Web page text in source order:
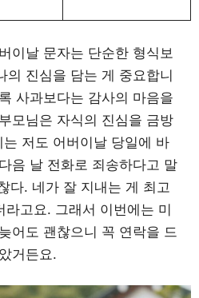
이날 문자는 단순한 형식보
의 진심을 담는 게 중요합니
사과보다는 감사의 마음을
모님은 자식의 진심을 금방
저도 어버이날 당일에 바
음 날 전화로 죄송하다고 말
다. 네가 잘 지내는 게 최고
라고요. 그래서 이번에는 미
어도 괜찮으니 꼭 연락을 드
거든요.